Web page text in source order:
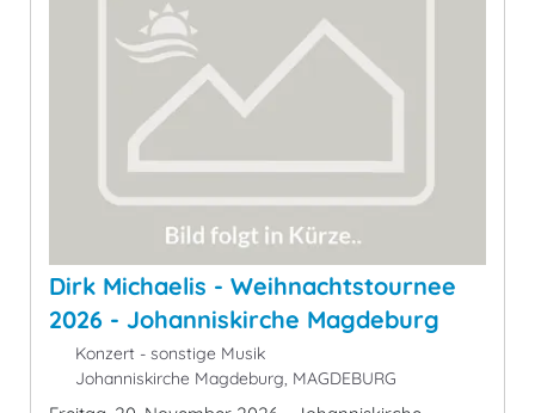
Dirk Michaelis - Weihnachtstournee
2026 - Johanniskirche Magdeburg
Konzert - sonstige Musik
Johanniskirche Magdeburg, MAGDEBURG